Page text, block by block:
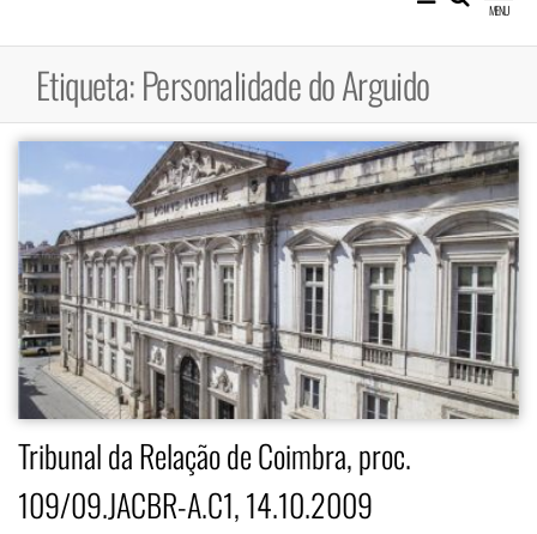
MENU
Etiqueta:Personalidade do Arguido
Tribunal da Relação de Coimbra, proc.
109/09.JACBR-A.C1, 14.10.2009